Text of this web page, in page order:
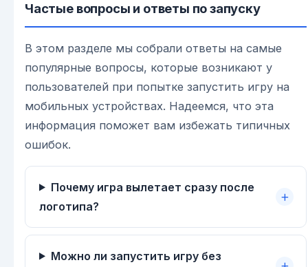
Частые вопросы и ответы по запуску
В этом разделе мы собрали ответы на самые
популярные вопросы, которые возникают у
пользователей при попытке запустить игру на
мобильных устройствах. Надеемся, что эта
информация поможет вам избежать типичных
ошибок.
Почему игра вылетает сразу после
логотипа?
Можно ли запустить игру без